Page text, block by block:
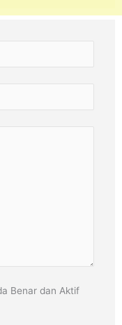
Benar dan Aktif